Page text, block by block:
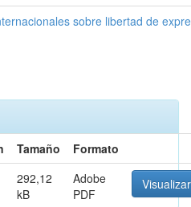
sobre libertad de
Tamaño
Formato
292,12
kB
Adobe
PDF